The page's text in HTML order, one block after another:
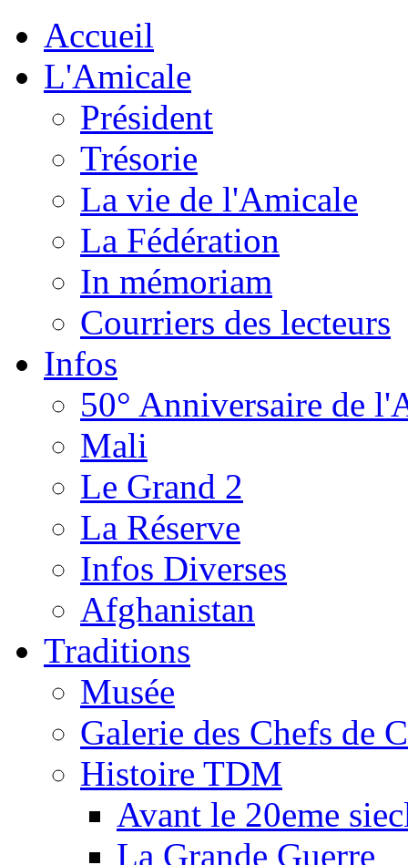
Accueil
L'Amicale
Président
Trésorie
La vie de l'Amicale
La Fédération
In mémoriam
Courriers des lecteurs
Infos
50° Anniversaire de
Mali
Le Grand 2
La Réserve
Infos Diverses
Afghanistan
Traditions
Musée
Galerie des Chefs de
Histoire TDM
Avant le 20eme
La Grande Guerre